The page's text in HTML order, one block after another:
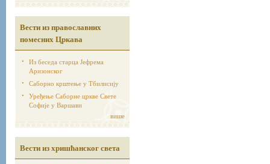
Вести из православних
помесних Цркава
Из беседа старца Јефрема
Аризонског
Саборно крштење у Тбилисију
Уређење Саборне цркве Свете
Софије у Варшави
више
Вести из хришћанског света